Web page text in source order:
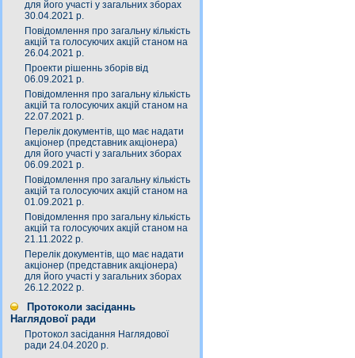
для його участі у загальних зборах
30.04.2021 р.
Повідомлення про загальну кількість
акцій та голосуючих акцій станом на
26.04.2021 р.
Проекти рішеннь зборів від
06.09.2021 р.
Повідомлення про загальну кількість
акцій та голосуючих акцій станом на
22.07.2021 р.
Перелік документів, що має надати
акціонер (представник акціонера)
для його участі у загальних зборах
06.09.2021 р.
Повідомлення про загальну кількість
акцій та голосуючих акцій станом на
01.09.2021 р.
Повідомлення про загальну кількість
акцій та голосуючих акцій станом на
21.11.2022 р.
Перелік документів, що має надати
акціонер (представник акціонера)
для його участі у загальних зборах
26.12.2022 р.
Протоколи засіданнь
Наглядової ради
Протокол засідання Наглядової
ради 24.04.2020 р.